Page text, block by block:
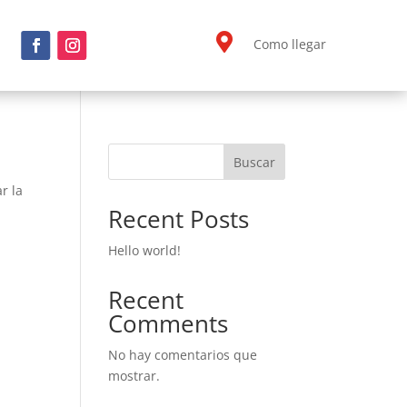
 Como llegar
la
Buscar
Recent Posts
Hello world!
Recent
Comments
No hay comentarios que
mostrar.